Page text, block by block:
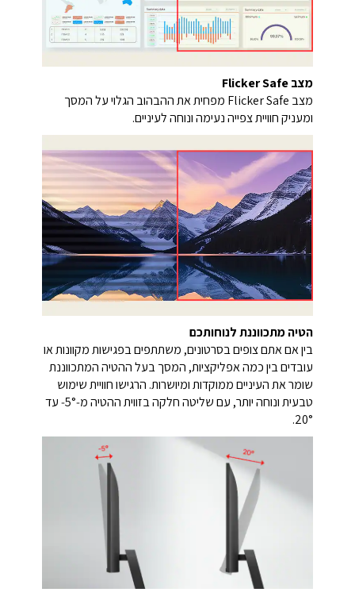
מצב Flicker Safe
מצב Flicker Safe מפחית את ההבהוב הגלוי על המסך
ומעניק חוויית צפייה נעימה ונוחה לעיניים.
הטיה מתכווננת לנוחותכם
בין אם אתם צופים בסרטונים, משתתפים בפגישות מקוונות או
עובדים בין כמה אפליקציות, המסך בעל ההטיה המתכווננת
שומר את העיניים ממוקדות ומיושרות. הרגישו חוויית שימוש
טבעית ונוחה יותר, עם שליטה חלקה בזווית ההטיה מ‑‎5°‑ עד
‎20°.